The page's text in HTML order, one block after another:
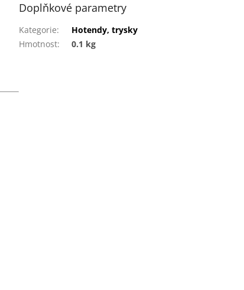
Doplňkové parametry
Kategorie:
Hotendy, trysky
Hmotnost: 0.1 kg